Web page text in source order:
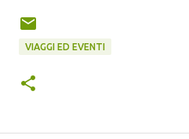
VIAGGI ED EVENTI